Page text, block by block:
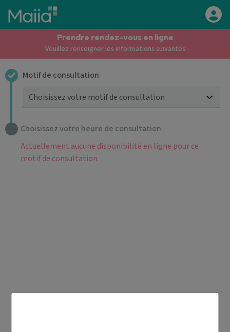
Aller au contenu principal
Prendre rendez-vous en ligne
Veuillez renseigner les informations suivantes
Motif de consultation
Choisissez votre motif de consultation
Choisissez votre heure de consultation
Actuellement aucune disponibilité en ligne pour ce
motif de consultation